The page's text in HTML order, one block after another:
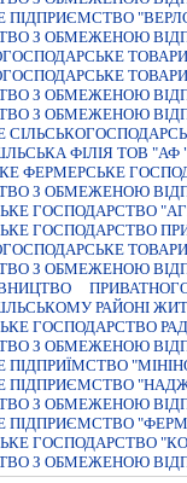
ПІДПРИЄМСТВО
З ОБМЕЖЕНОЮ
З ОБМЕЖЕНОЮ
З ОБМЕЖЕНОЮ
ФIЛIЯ ТОВ "АФ
ФЕРМЕРСЬКЕ
З ОБМЕЖЕНОЮ
ГОСПОДАРСТВО
ГОСПОДАРСТВО
З ОБМЕЖЕНОЮ
РАЙОНІ
ГОСПОДАРСТВО
З ОБМЕЖЕНОЮ
ПIДПРИЇМСТВО
ПІДПРИЄМСТВО
З ОБМЕЖЕНОЮ
ПIДПРИЄМСТВО
ГОСПОДАРСТВО
З ОБМЕЖЕНОЮ